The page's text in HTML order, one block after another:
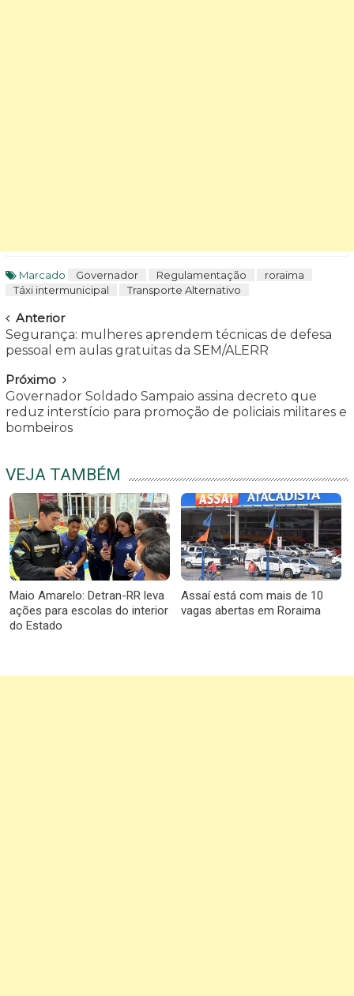
Marcado Governador Regulamentação
roraima
Táxi intermunicipal
Transporte Alternativo
Navegar
Anterior
Segurança: mulheres aprendem técnicas de defesa
pessoal em aulas gratuitas da SEM/ALERR
Próximo
Governador Soldado Sampaio assina decreto que
reduz interstício para promoção de policiais militares e
bombeiros
VEJA TAMBÉM
Maio Amarelo: Detran-RR leva
ações para escolas do interior
do Estado
Assaí está com mais de 10
vagas abertas em Roraima